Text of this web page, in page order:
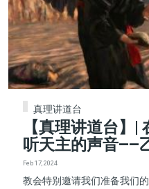
真理讲道台
【真理讲道台】
听天主的声音——
Feb 17, 2024
教会特别邀请我们准备我们